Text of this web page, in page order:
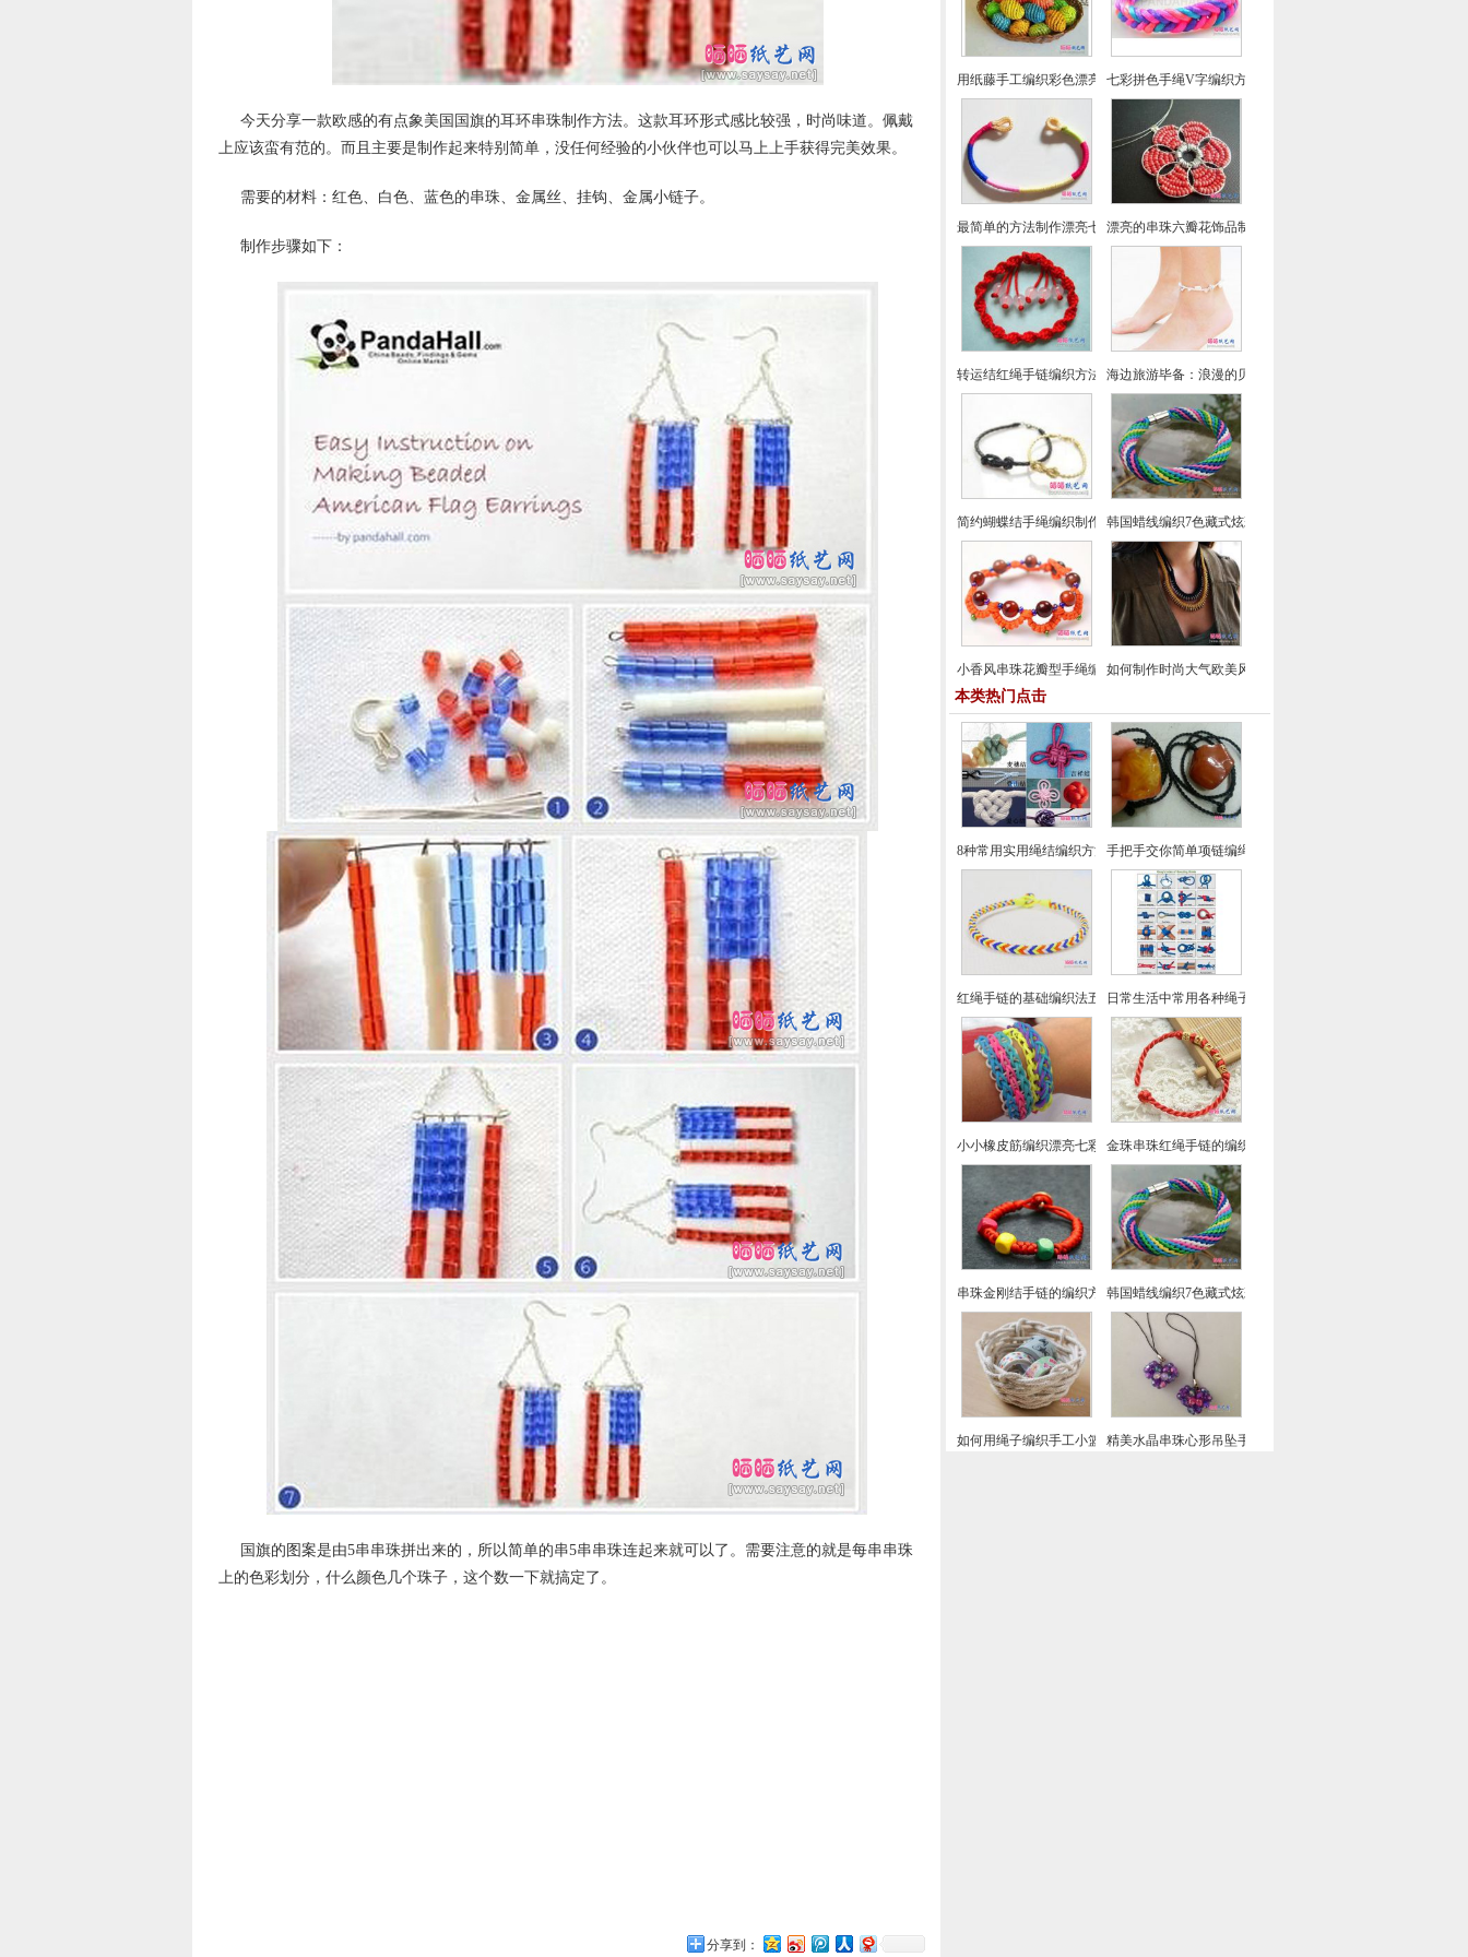
今天分享一款欧感的有点象美国国旗的耳环串珠制作方法。这款耳环形式感比较强，时尚味道。佩戴
上应该蛮有范的。而且主要是制作起来特别简单，没任何经验的小伙伴也可以马上上手获得完美效果。
需要的材料：红色、白色、蓝色的串珠、金属丝、挂钩、金属小链子。
制作步骤如下：
国旗的图案是由5串串珠拼出来的，所以简单的串5串串珠连起来就可以了。需要注意的就是每串串珠
上的色彩划分，什么颜色几个珠子，这个数一下就搞定了。
分享到：
用纸藤手工编织彩色漂亮的彩蛋教程方法七彩拼色手绳V字编织方法图片教程
最简单的方法制作漂亮七彩绕线手链漂亮的串珠六瓣花饰品制作方法
转运结红绳手链编织方法教程海边旅游毕备：浪漫的贝壳脚链制作方法
简约蝴蝶结手绳编织制作方法韩国蜡线编织7色藏式炫彩手绳
小香风串珠花瓣型手绳编织如何制作时尚大气欧美风皮革金属片项链
本类热门点击
8种常用实用绳结编织方法-中国结编织手把手交你简单项链编绳方法
红绳手链的基础编织法五、八股辫的编法图解教程
日常生活中常用各种绳子的打结方法大全
小小橡皮筋编织漂亮七彩手链的教程-儿童手工编织
金珠串珠红绳手链的编织法
串珠金刚结手链的编织方法教程韩国蜡线编织7色藏式炫彩手绳
如何用绳子编织手工小篮子 绳储物篮制作详细图文教程
精美水晶串珠心形吊坠手工DIY教程